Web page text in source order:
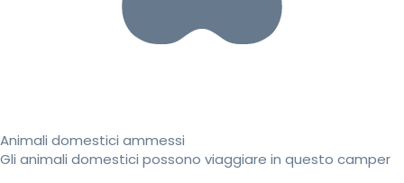
Animali domestici ammessi
Gli animali domestici possono viaggiare in questo camper